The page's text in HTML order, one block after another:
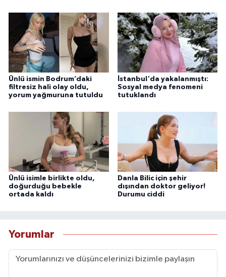
Ünlü ismin Bodrum’daki
filtresiz hali olay oldu,
yorum yağmuruna tutuldu
İstanbul'da yakalanmıştı:
Sosyal medya fenomeni
tutuklandı
Ünlü isimle birlikte oldu,
doğurduğu bebekle
ortada kaldı
Danla Bilic için şehir
dışından doktor geliyor!
Durumu ciddi
Yorumlar